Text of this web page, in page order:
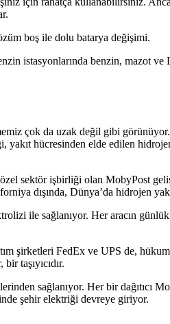
boş ile dolu batarya değişimi.
istasyonlarında benzin, mazot
çok da uzak değil gibi
hücresinden elde edilen
sektör işbirliği olan MobyPost
dışında, Dünya’da hidrojen
ile sağlanıyor. Her aracın
şirketleri FedEx ve UPS de,
taşıyıcıdır.
sağlanıyor. Her bir dağıtıcı
şehir elektriği devreye giriyor.